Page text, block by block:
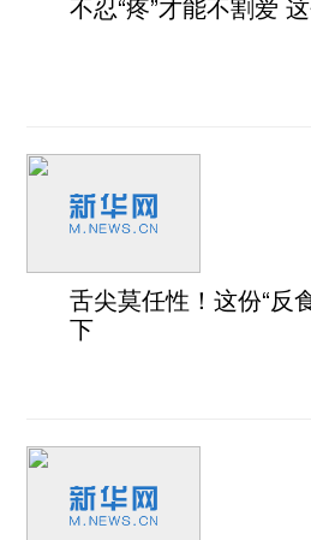
舌尖莫任性！这份“反
下